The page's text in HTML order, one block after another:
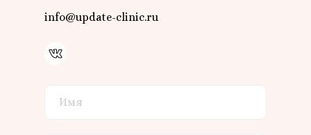
info@update-clinic.ru